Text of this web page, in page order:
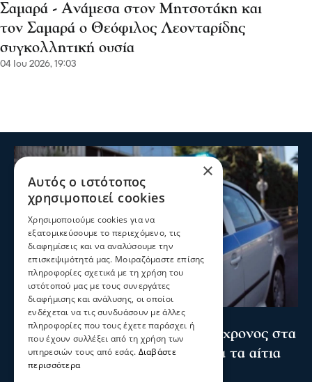
Σαμαρά - Ανάμεσα στον Μητσοτάκη και
τον Σαμαρά ο Θεόφιλος Λεονταρίδης
συγκολλητική ουσία
04 Ιου 2026, 19:03
Σερραικά Νέα
Θρίλερ στις Σέρρες: Νεκρός 66χρονος στα
Ίβηρα – Έρευνα των Αρχών για τα αίτια
του θανάτου
×
Αυτός ο ιστότοπος
χρησιμοποιεί cookies
Χρησιμοποιούμε cookies για να
εξατομικεύσουμε το περιεχόμενο, τις
διαφημίσεις και να αναλύσουμε την
επισκεψιμότητά μας. Μοιραζόμαστε επίσης
πληροφορίες σχετικά με τη χρήση του
ιστότοπού μας με τους συνεργάτες
διαφήμισης και ανάλυσης, οι οποίοι
ενδέχεται να τις συνδυάσουν με άλλες
πληροφορίες που τους έχετε παράσχει ή
που έχουν συλλέξει από τη χρήση των
υπηρεσιών τους από εσάς. Διαβάστε
περισσότερα